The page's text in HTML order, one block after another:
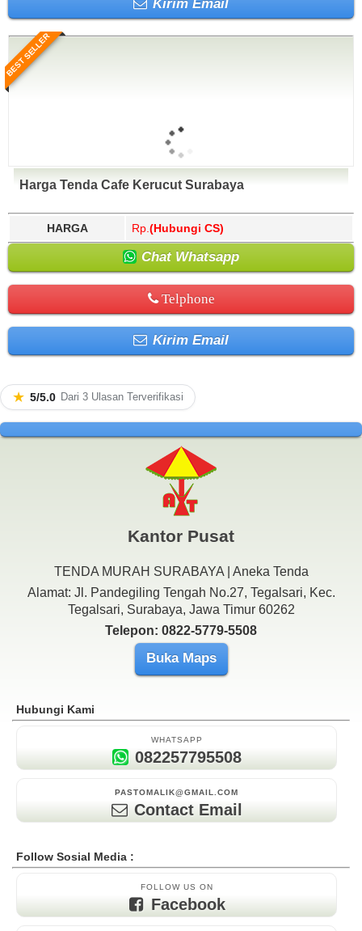
Kirim Email
BEST SELLER
Harga Tenda Cafe Kerucut Surabaya
HARGA Rp. (Hubungi CS)
Chat Whatsapp
Telphone
Kirim Email
★ 5/5.0 Dari 3 Ulasan Terverifikasi
Kantor Pusat
TENDA MURAH SURABAYA | Aneka Tenda
Alamat: Jl. Pandegiling Tengah No.27, Tegalsari, Kec.
Tegalsari, Surabaya, Jawa Timur 60262
Telepon: 0822-5779-5508
Buka Maps
Hubungi Kami
WHATSAPP
082257795508
PASTOMALIK@GMAIL.COM
Contact Email
Follow Sosial Media :
FOLLOW US ON
Facebook